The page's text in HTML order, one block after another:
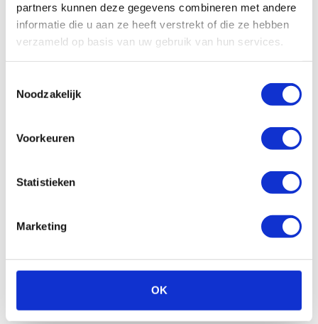
partners kunnen deze gegevens combineren met andere
informatie die u aan ze heeft verstrekt of die ze hebben
verzameld op basis van uw gebruik van hun services.
Noodzakelijk
Voorkeuren
Statistieken
Marketing
OK
Facturatie
Hoe kan ik zelf de factuur betalen?
Shortlease?
Is er een borg van toepassing?
Wat is jullie noodnummer?